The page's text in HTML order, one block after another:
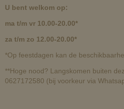
U bent welkom op:
ma t/m vr 10.00-20.00*
za t/m zo 12.00-20.00*
*Op feestdagen kan de
**Hoge nood? Langskomen buiten
0627172580 (bij voorkeur via